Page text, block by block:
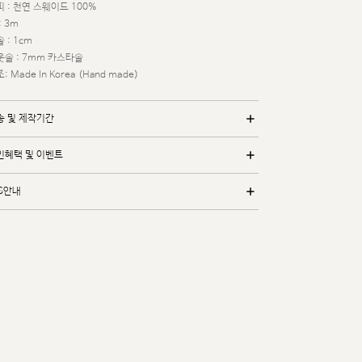
: 천연 스웨이드 100%
3m
: 1cm
솔 : 7mm 카스타솔
: Made In Korea (Hand made)
및 제작기간
혜택 및 이벤트
내